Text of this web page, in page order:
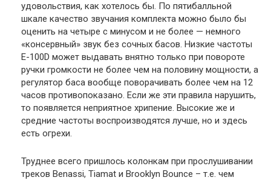
удовольствия, как хотелось бы. По пятибалльной
шкале качество звучания комплекта можно было бы
оценить на четыре с минусом и не более — немного
«консервный» звук без сочных басов. Низкие частоты
E-100D может выдавать внятно только при повороте
ручки громкости не более чем на половину мощности, а
регулятор баса вообще поворачивать более чем на 12
часов противопоказано. Если же эти правила нарушить,
то появляется неприятное хрипение. Высокие же и
средние частоты воспроизводятся лучше, но и здесь
есть огрехи.
Труднее всего пришлось колонкам при прослушивании
треков Benassi, Tiamat и Brooklyn Bounce – т.е. чем